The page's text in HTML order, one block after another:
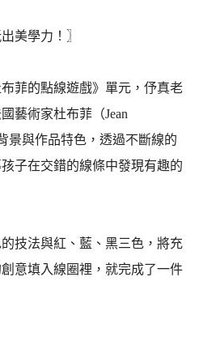
美學力！〗
菲的點線遊戲》單元，伃真老
藝術家杜布菲（Jean
景與作品特色，透過不斷線的
子在交錯的線條中發現有趣的
技法與紅、藍、黑三色，將充
意填入線圈裡，就完成了一件